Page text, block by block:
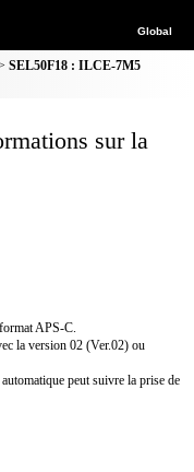
Global
SEL50F18 : ILCE-7M5
sur la
APS-C.
la version 02 (Ver.02) ou
peut suivre la prise de